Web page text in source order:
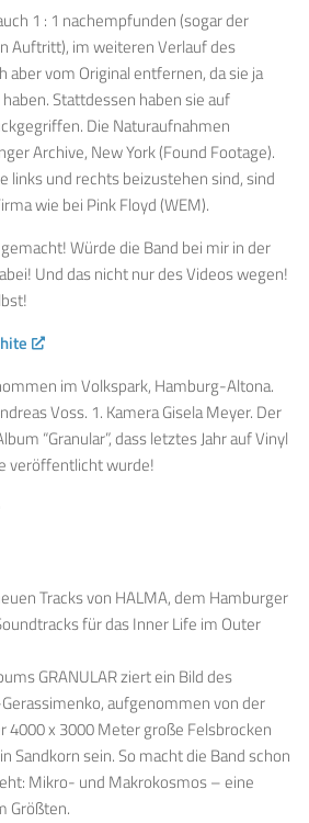
1 : 1 nachempfunden (sogar der
Auftritt), im weiteren Verlauf des
aber vom Original entfernen, da sie ja
Stattdessen haben sie auf
Die Naturaufnahmen
Archive, New York (Found Footage).
links und rechts beizustehen sind, sind
wie bei Pink Floyd (WEM).
Würde die Band bei mir in der
Und das nicht nur des Videos wegen!
im Volkspark, Hamburg-Altona.
Voss. 1. Kamera Gisela Meyer. Der
“Granular”, dass letztes Jahr auf Vinyl
veröffentlicht wurde!
Tracks von HALMA, dem Hamburger
für das Inner Life im Outer
GRANULAR ziert ein Bild des
aufgenommen von der
4000 x 3000 Meter große Felsbrocken
Sandkorn sein. So macht die Band schon
Mikro- und Makrokosmos – eine
Größten.